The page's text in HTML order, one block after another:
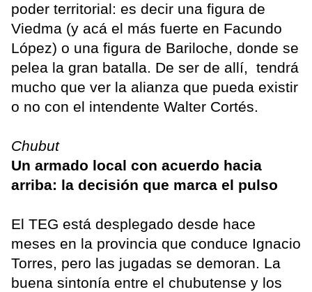
poder territorial: es decir una figura de
Viedma (y acá el más fuerte en Facundo
López) o una figura de Bariloche, donde se
pelea la gran batalla. De ser de allí, tendrá
mucho que ver la alianza que pueda existir
o no con el intendente Walter Cortés.
Chubut
Un armado local con acuerdo hacia
arriba: la decisión que marca el pulso
El TEG está desplegado desde hace
meses en la provincia que conduce Ignacio
Torres, pero las jugadas se demoran. La
buena sintonía entre el chubutense y los